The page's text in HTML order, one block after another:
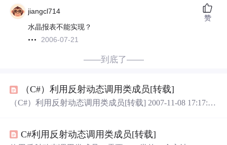
jiangcl714
水晶报表不能实现？
2006-07-21
赞
——到底了——
（C#）利用反射动态调用类成员[转载]
（C#）利用反射动态调用类成员[转载] 2007-11-08 17:17:40
InvokeMember( string name, BindingFlags invokeAttr, Bind
C#利用反射动态调用类成员[转载]